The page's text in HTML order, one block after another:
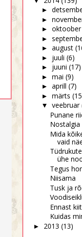
See on ju röövimine
päeva aja...
►
►
► oktoober
►
► august
► juuli (6)
► juuni (17)
► mai (9)
► aprill (7)
► märts
▼ veebruar
Punane
Nostalgia
Mida
vaid
ühe
Tegus
Niisama
Tusk ja
Ennast
Kuidas
► 2013 (13)